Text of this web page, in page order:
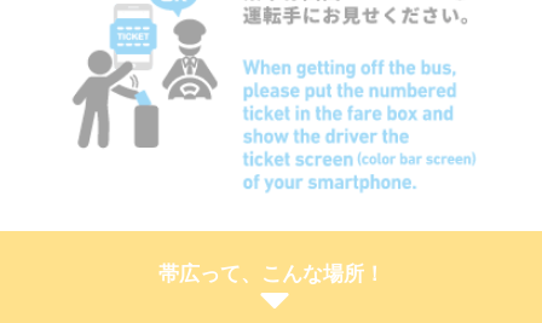
帯広って、こんな場所！